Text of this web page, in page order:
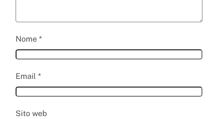
Nome *
Email *
Sito web